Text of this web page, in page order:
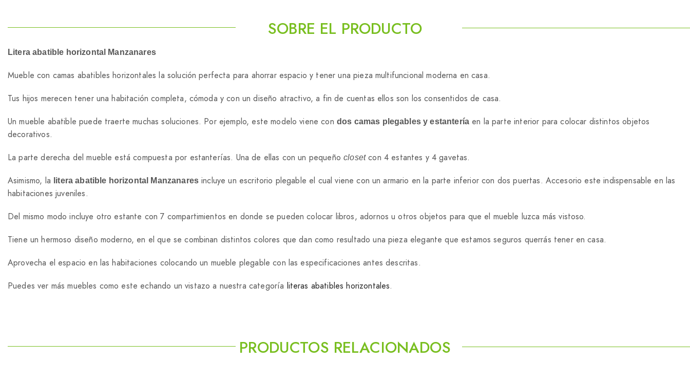
SOBRE EL PRODUCTO
Litera abatible horizontal Manzanares
Mueble con camas abatibles horizontales la solución perfecta para ahorrar espacio y tener una pieza multifuncional moderna en casa.
Tus hijos merecen tener una habitación completa, cómoda y con un diseño atractivo, a fin de cuentas ellos son los consentidos de casa.
Un mueble abatible puede traerte muchas soluciones. Por ejemplo, este modelo viene con dos camas plegables y estantería en la parte interior para colocar distintos objetos
decorativos.
La parte derecha del mueble está compuesta por estanterías. Una de ellas con un pequeñoclosetcon 4 estantes y 4 gavetas.
Asimismo, la
litera abatible horizontal Manzanares incluye un escritorio plegable el cual viene con un armario en la parte inferior con dos puertas. Accesorio este indispensable en las
habitaciones juveniles.
Del mismo modo incluye otro estante con 7 compartimientos en donde se pueden colocar libros, adornos u otros objetos para que el mueble luzca más vistoso.
Tiene un hermoso diseño moderno, en el que se combinan distintos colores que dan como resultado una pieza elegante que estamos seguros querrás tener en casa.
Aprovecha el espacio en las habitaciones colocando un mueble plegable con las especificaciones antes descritas.
Puedes ver más muebles como este echando un vistazo a nuestra categoría literas abatibles horizontales.
PRODUCTOS RELACIONADOS